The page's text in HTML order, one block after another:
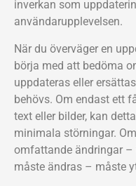
inverkan som
användarupplevelsen.
När du överväger en
börja med att bedöma
uppdateras eller
behövs. Om endast ett
text eller bilder, kan
minimala störningar.
omfattande ändringar
måste ändras – måste